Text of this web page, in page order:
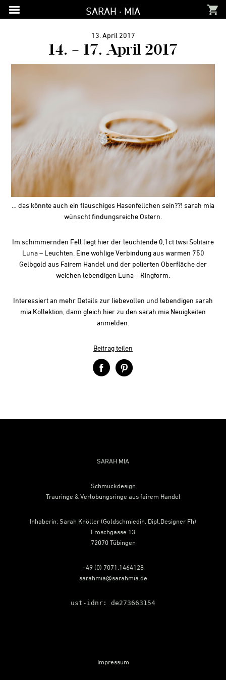
Zur
Hauptnavigation
Zum
Inhalt
Zur
Fußzeile
SARAH · MIA
13. April 2017
14. – 17. April 2017
… das könnte auch ein flauschiges Hasenfellchen sein??! sarah mia
wünscht findungsreiche Ostern.
Im schimmernden Fell liegt hier der leuchtende 0,1ct twsi Solitaire
Luna – Leuchten. Eine wohlige Verbindung aus warmen 750
Gelbgold aus Fairem Handel und der polierten Oberfläche der
weichen lebendigen Luna – Ringform.
Interessiert an mehr Details zur liebevollen und lebendigen sarah
mia Kollektion, dann gleich hier zu den sarah mia Neuigkeiten
anmelden.
Beitrag teilen
SARAH MIA
Schmuckdesign
Trauringe & Verlobungsringe aus fairem Handel
Inhaberin: Sarah Knöller (Goldschmiedin, Dipl.Designer Fh)
Froschgasse 13
72070 Tübingen
+49 (0) 7071.1464128
sarahmia@sarahmia.de
ust-idnr: de273663154
Impressum